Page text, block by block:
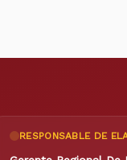
RESPONSABLE DE